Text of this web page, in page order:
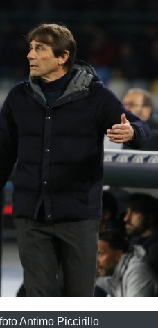
foto Antimo Piccirillo